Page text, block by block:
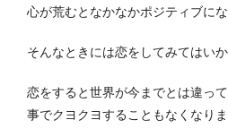
心が荒むとなかなかポジティブに
そんなときには恋をしてみてはいか
恋をすると世界が今までとは違っ
事でクヨクヨすることもなくなりま